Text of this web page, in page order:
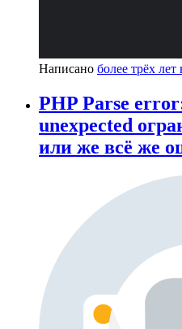
Написано более трёх лет
PHP Parse
unexpected
или же всё же